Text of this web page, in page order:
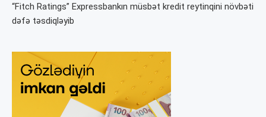
“Fitch Ratings” Expressbankın müsbət kredit reytinqini növbəti
dəfə təsdiqləyib